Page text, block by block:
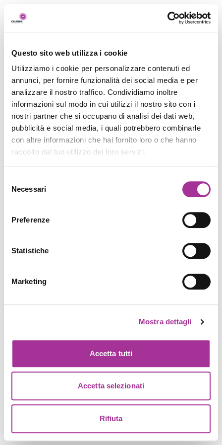
Questo sito web utilizza i cookie
Utilizziamo i cookie per personalizzare contenuti ed
annunci, per fornire funzionalità dei social media e per
analizzare il nostro traffico. Condividiamo inoltre
informazioni sul modo in cui utilizzi il nostro sito con i
nostri partner che si occupano di analisi dei dati web,
pubblicità e social media, i quali potrebbero combinarle
con altre informazioni che hai fornito loro o che hanno
raccolto dal tuo utilizzo dei loro servizi.
delNecessari
Preferenze
Statistiche
Marketing
Mostra dettagli
Accetta tutti
Accetta selezionati
Rifiuta